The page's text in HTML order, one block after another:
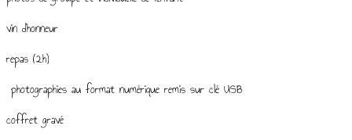
vin d’honneur
repas (2h)
photographies au format numérique remis sur clé USB
coffret gravé